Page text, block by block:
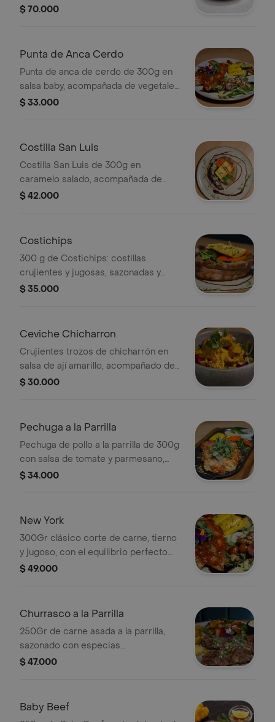
mejor del lomo y el solomillo.
$ 70.000
Punta de Anca Cerdo
Punta de anca de cerdo de 300g en
salsa baby, acompañada de vegetales
a la parrilla y ensalada con frutos
$ 33.000
Costilla San Luis
Costilla San Luis de 300g en
caramelo salado, acompañada de
ensalada de la casa con piña y
$ 42.000
Costichips
300 g de Costichips: costillas
crujientes y jugosas, sazonadas y
servidas para picar.
$ 35.000
Ceviche Chicharron
Crujientes trozos de chicharrón en
salsa de ají amarillo, acompañado de
vegetales frescos y queso rallado
$ 30.000
Pechuga a la Parrilla
Pechuga de pollo a la parrilla de 300g
con salsa de tomate y parmesano,
acompañada de vegetales marinados.
$ 34.000
New York
300Gr clásico corte de carne, tierno
y jugoso, con el equilibrio perfecto
entre magro y grasa.
$ 49.000
Churrasco a la Parrilla
250Gr de carne asada a la parrilla,
sazonado con especias
seleccionadas y marcado con el
$ 47.000
Baby Beef